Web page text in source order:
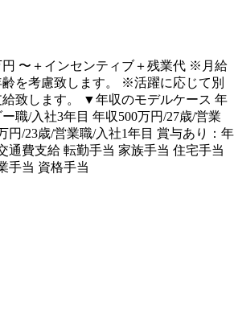
円 〜＋インセンティブ＋残業代 ※月給
を考慮致します。 ※活躍に応じて別
致します。 ▼年収のモデルケース 年
職/入社3年目 年収500万円/27歳/営業
円/23歳/営業職/入社1年目 賞与あり：年
通費支給 転勤手当 家族手当 住宅手当
手当 資格手当